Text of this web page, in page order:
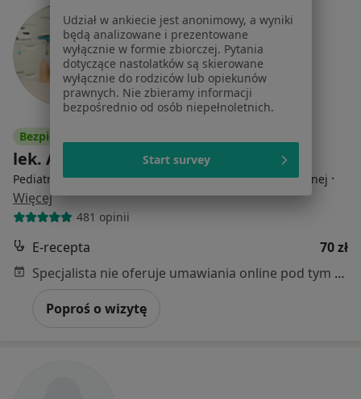
Bezpieczne płatności
lek. Agnieszka Górna
Pediatra, Lekarz wykonujący zabiegi medycyny estetycznej ·
Więcej
481 opinii
E-recepta
70 zł
Specjalista nie oferuje umawiania online pod tym adresem.
Poproś o wizytę
Udział w ankiecie jest anonimowy, a wyniki
będą analizowane i prezentowane
wyłącznie w formie zbiorczej. Pytania
dotyczące nastolatków są skierowane
wyłącznie do rodziców lub opiekunów
prawnych. Nie zbieramy informacji
bezpośrednio od osób niepełnoletnich.
Start survey